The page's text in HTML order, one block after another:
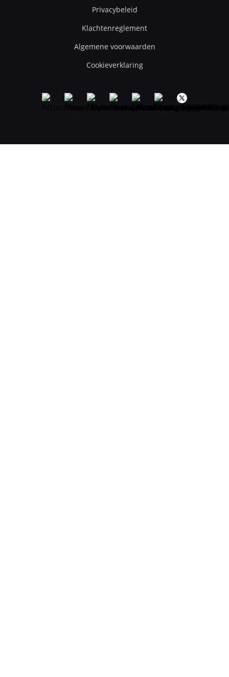
Privacybeleid
Klachtenreglement
Algemene voorwaarden
Cookieverklaring